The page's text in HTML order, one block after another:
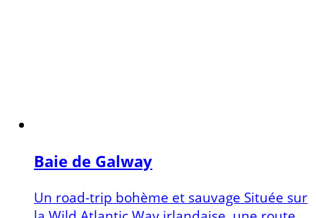
Baie de Galway
Un road-trip bohème et sauvage Située sur